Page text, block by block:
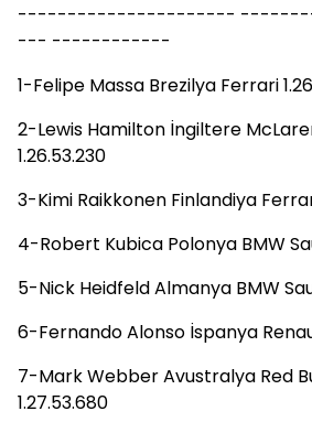
----------------------
--- ------------
1-Felipe Massa Brezilya Ferrari
2-Lewis Hamilton İngiltere
1.26.53.230
3-Kimi Raikkonen Finlandiya
4-Robert Kubica Polonya BMW
5-Nick Heidfeld Almanya BMW
6-Fernando Alonso İspanya
7-Mark Webber Avustralya Red
1.27.53.680